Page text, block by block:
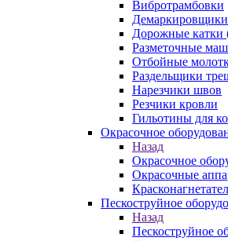
Вибротрамбовки
Дорожные катки
Разметочные
Отбойные
Раздельщики
Нарезчики швов
Резчики кровли
Гильотины для
Окрасочное
Назад
Окрасочное
Окрасочные
Пескоструйное
Назад
Пескоструйное